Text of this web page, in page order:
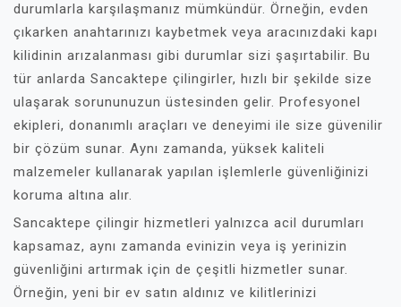
durumlarla karşılaşmanız mümkündür. Örneğin, evden
çıkarken anahtarınızı kaybetmek veya aracınızdaki kapı
kilidinin arızalanması gibi durumlar sizi şaşırtabilir. Bu
tür anlarda Sancaktepe çilingirler, hızlı bir şekilde size
ulaşarak sorununuzun üstesinden gelir. Profesyonel
ekipleri, donanımlı araçları ve deneyimi ile size güvenilir
bir çözüm sunar. Aynı zamanda, yüksek kaliteli
malzemeler kullanarak yapılan işlemlerle güvenliğinizi
koruma altına alır.
Sancaktepe çilingir hizmetleri yalnızca acil durumları
kapsamaz, aynı zamanda evinizin veya iş yerinizin
güvenliğini artırmak için de çeşitli hizmetler sunar.
Örneğin, yeni bir ev satın aldınız ve kilitlerinizi